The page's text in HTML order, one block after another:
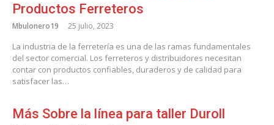
Productos Ferreteros
Mbulonero19 25 julio, 2023
La industria de la ferretería es una de las ramas fundamentales
del sector comercial. Los ferreteros y distribuidores necesitan
contar con productos confiables, duraderos y de calidad para
satisfacer las…
Más Sobre la línea para taller Duroll